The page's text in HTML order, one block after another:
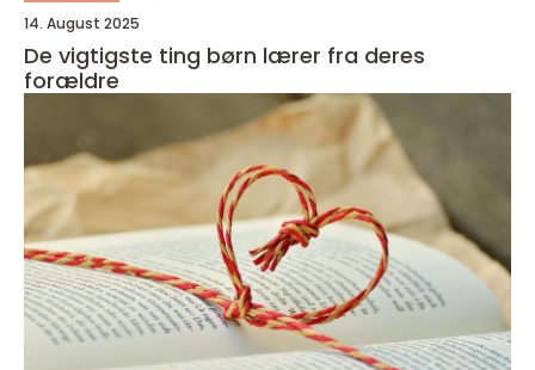
14. August 2025
De vigtigste ting børn lærer fra deres
forældre